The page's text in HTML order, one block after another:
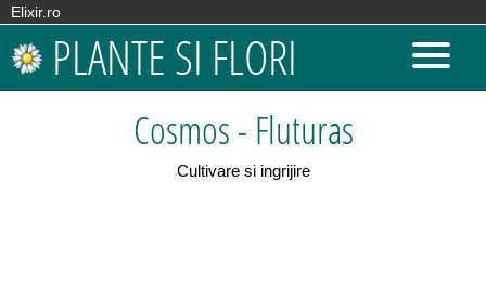
Elixir.ro
PLANTE SI FLORI
Cosmos - Fluturas
Cultivare si ingrijire